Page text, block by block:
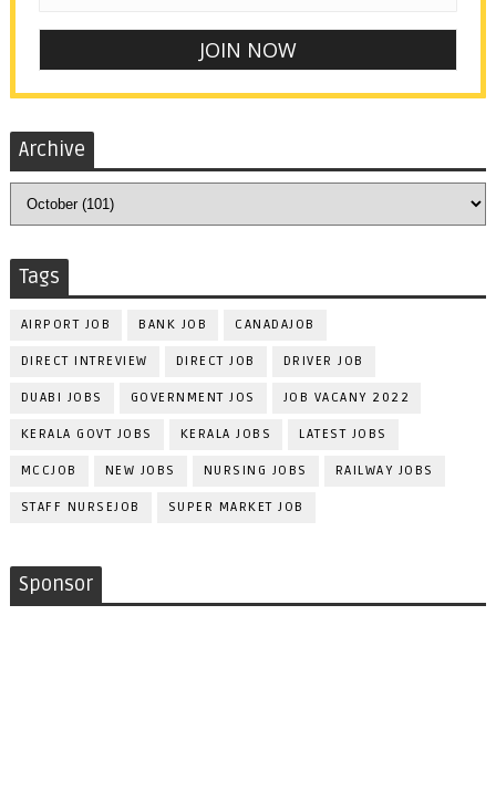
Archive
Tags
AIRPORT JOB BANK JOB CANADAJOB
DIRECT INTREVIEW DIRECT JOB DRIVER JOB
DUABI JOBS GOVERNMENT JOS JOB VACANY 2022
KERALA GOVT JOBS KERALA JOBS LATEST JOBS
MCCJOB NEW JOBS NURSING JOBS RAILWAY JOBS
STAFF NURSEJOB SUPER MARKET JOB
Sponsor